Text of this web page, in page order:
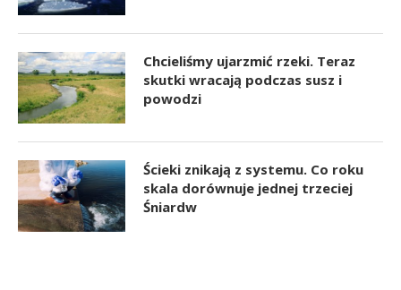
Chcieliśmy ujarzmić rzeki. Teraz
skutki wracają podczas susz i
powodzi
Ścieki znikają z systemu. Co roku
skala dorównuje jednej trzeciej
Śniardw